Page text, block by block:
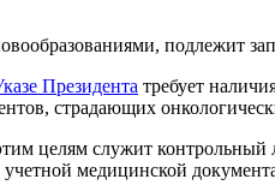
подлежит
Президента требует
страдающих
целям служит контрольный
медицинской